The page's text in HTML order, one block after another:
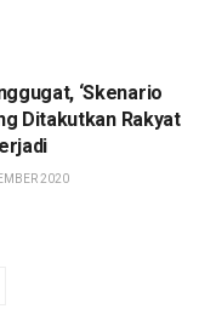
‘Skenario
Ditakutkan Rakyat
2020